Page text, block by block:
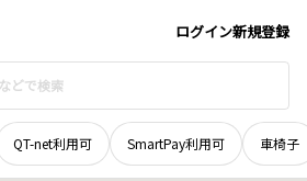
ログイン新規登録
QT-net利用可 SmartPay利用可 車椅子